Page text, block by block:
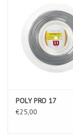
POLY PRO 17
€25,00